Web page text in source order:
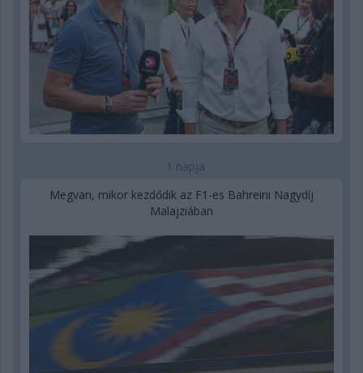
1 napja
Megvan, mikor kezdődik az F1-es Bahreini Nagydíj
Malajziában